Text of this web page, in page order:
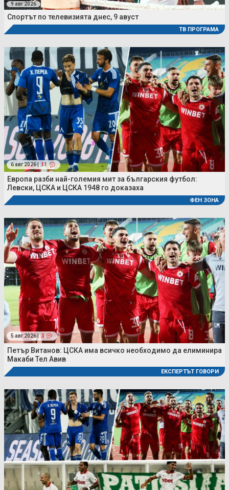
9 авг 2026
Спортът по телевизията днес, 9 авуст
ТВ ПРОГРАМА
6 авг 2026 | 11
Европа разби най-големия мит за българския футбол:
Левски, ЦСКА и ЦСКА 1948 го доказаха
ФЕН ЗОНА
5 авг 2026 | 3
Петър Витанов: ЦСКА има всичко необходимо да елиминира
Макаби Тел Авив
ЕКСПЕРТЪТ ГОВОРИ